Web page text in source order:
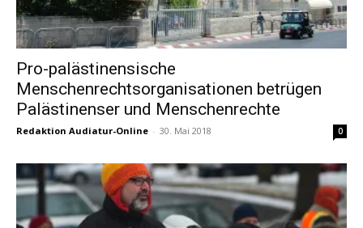
Pro-palästinensische
Menschenrechtsorganisationen betrügen
Palästinenser und Menschenrechte
Redaktion Audiatur-Online - 30. Mai 2018 0